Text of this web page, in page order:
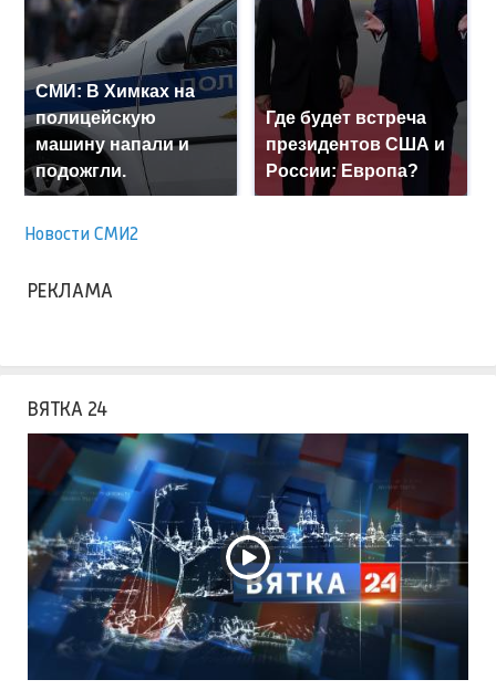
СМИ: В Химках на
полицейскую
машину напали и
подожгли.
Где будет встреча
президентов США и
России: Европа?
Новости СМИ2
РЕКЛАМА
ВЯТКА 24